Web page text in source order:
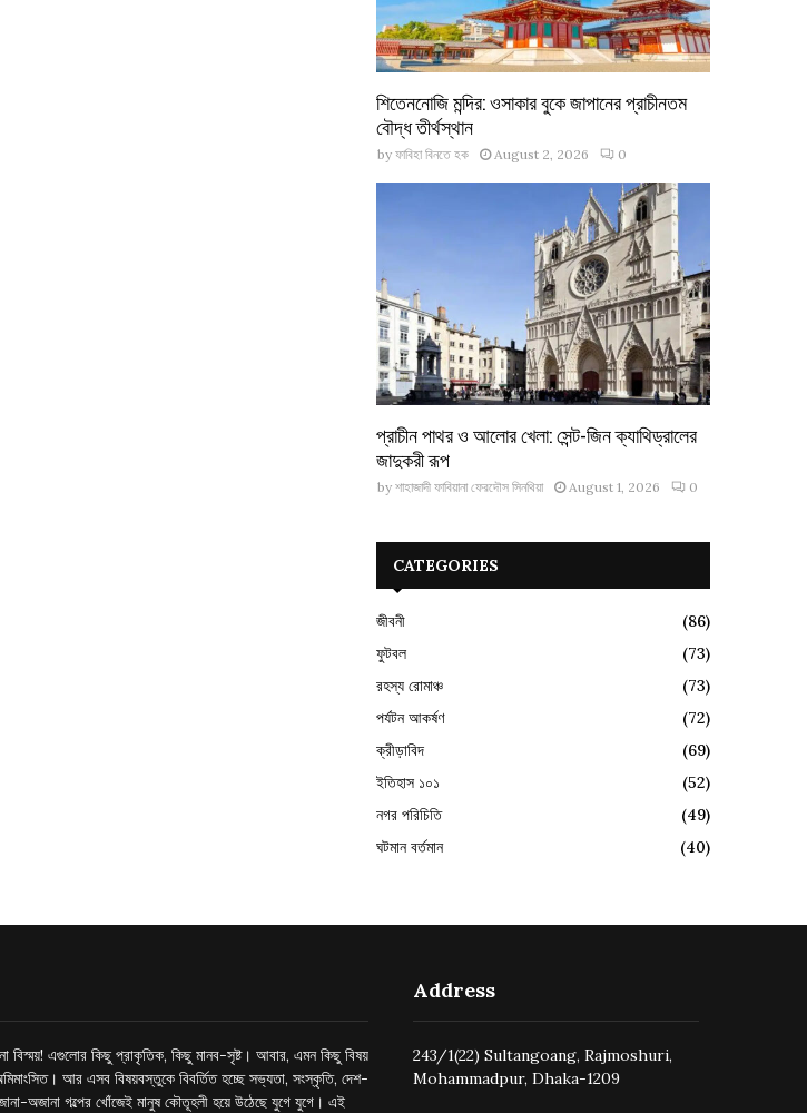
শিতেননোজি মন্দির: ওসাকার বুকে জাপানের প্রাচীনতম
বৌদ্ধ তীর্থস্থান
by ফাবিহা বিনতে হক August 2, 2026 0
প্রাচীন পাথর ও আলোর খেলা: সেন্ট-জিন ক্যাথিড্রালের
জাদুকরী রূপ
by শাহাজাদী ফাবিয়ানা ফেরদৌস সিনথিয়া August 1, 2026 0
CATEGORIES
জীবনী
(86)
ফুটবল
(73)
রহস্য রোমাঞ্চ
(73)
পর্যটন আকর্ষণ
(72)
ক্রীড়াবিদ
(69)
ইতিহাস ১০১
(52)
নগর পরিচিতি
(49)
ঘটমান বর্তমান
(40)
বিস্ময়! এগুলোর কিছু প্রাকৃতিক, কিছু মানব-সৃষ্ট। আবার, এমন কিছু বিষয়
আর এসব বিষয়বস্তুকে বিবর্তিত হচ্ছে সভ্যতা, সংস্কৃতি, দেশ-
অজানা গল্পের খোঁজেই মানুষ কৌতূহলী হয়ে উঠেছে যুগে যুগে। এই
Address
243/1(22) Sultangoang, Rajmoshuri,
Mohammadpur, Dhaka-1209